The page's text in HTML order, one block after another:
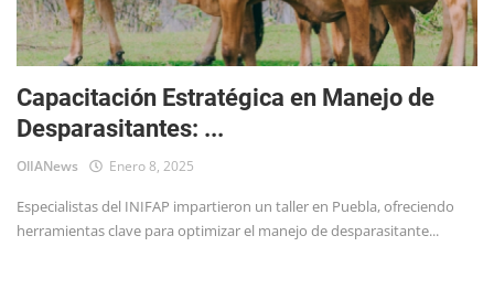
Economía
Espetáculos
Negocios
Tecnología
Capacitación Estratégica en Manejo de
Desparasitantes: ...
OlIANews Enero 8, 2025
Especialistas del INIFAP impartieron un taller en Puebla, ofreciendo
herramientas clave para optimizar el manejo de desparasitante...